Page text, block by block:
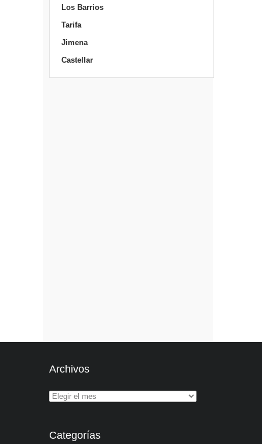
Los Barrios
Tarifa
Jimena
Castellar
Archivos
Categorías